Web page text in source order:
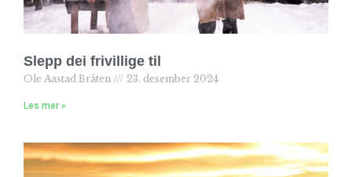
Slepp dei frivillige til
Ole Aastad Bråten 23. desember 2024
Les mer »